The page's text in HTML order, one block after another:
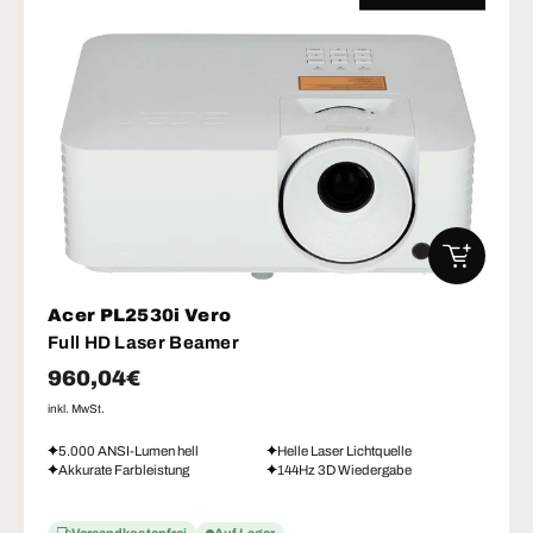
Acer PL2530i Vero
Full HD Laser Beamer
Normaler Preis
960,04€
inkl. MwSt.
5.000 ANSI-Lumen hell
Helle Laser Lichtquelle
Akkurate Farbleistung
144Hz 3D Wiedergabe
IN DEN